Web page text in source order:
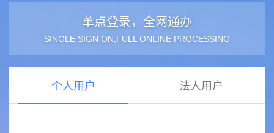
单点登录，全网通办
SINGLE SIGN ON,FULL ONLINE PROCESSING
个人用户 法人用户